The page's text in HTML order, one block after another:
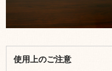
使用上のご注意